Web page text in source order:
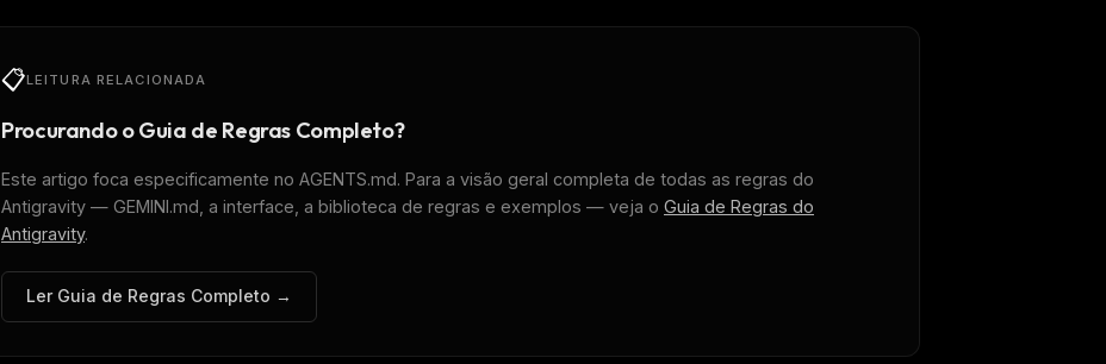
📋LEITURA RELACIONADA
Procurando o Guia de Regras Completo?
Este artigo foca especificamente no AGENTS.md. Para a visão geral completa de todas as regras do
Antigravity — GEMINI.md, a interface, a biblioteca de regras e exemplos — veja o Guia de Regras do
Antigravity.
Ler Guia de Regras Completo →